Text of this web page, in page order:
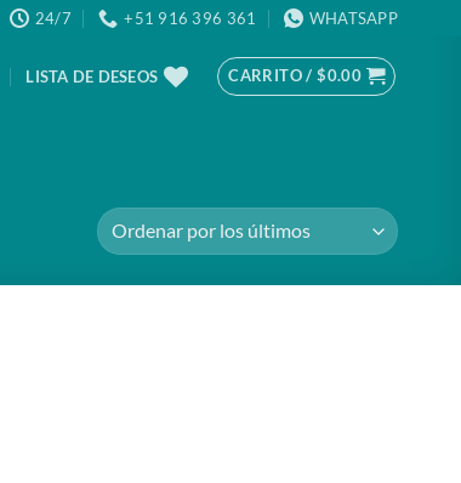
24/7 +51 916 396 361 WHATSAPP
LISTA DE DESEOS CARRITO /$0.00